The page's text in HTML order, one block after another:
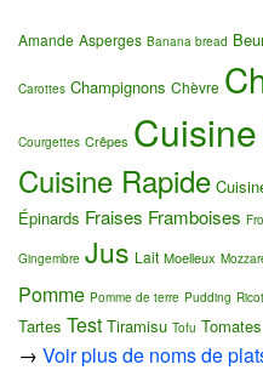
Amande Asperges Banana bread
Carottes Champignons Chèvre
Courgettes Crêpes
Cuisine Rapide
Épinards Fraises Framboises
Gingembre Jus Lait Moelleux
Pomme Pomme de terre Pudding
Tartes Test Tiramisu Tofu Tomates
→ Voir plus de noms de